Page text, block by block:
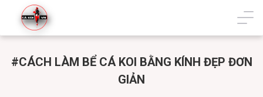
#CÁCH LÀM BỂ CÁ KOI BẰNG KÍNH ĐẸP ĐƠN
GIẢN